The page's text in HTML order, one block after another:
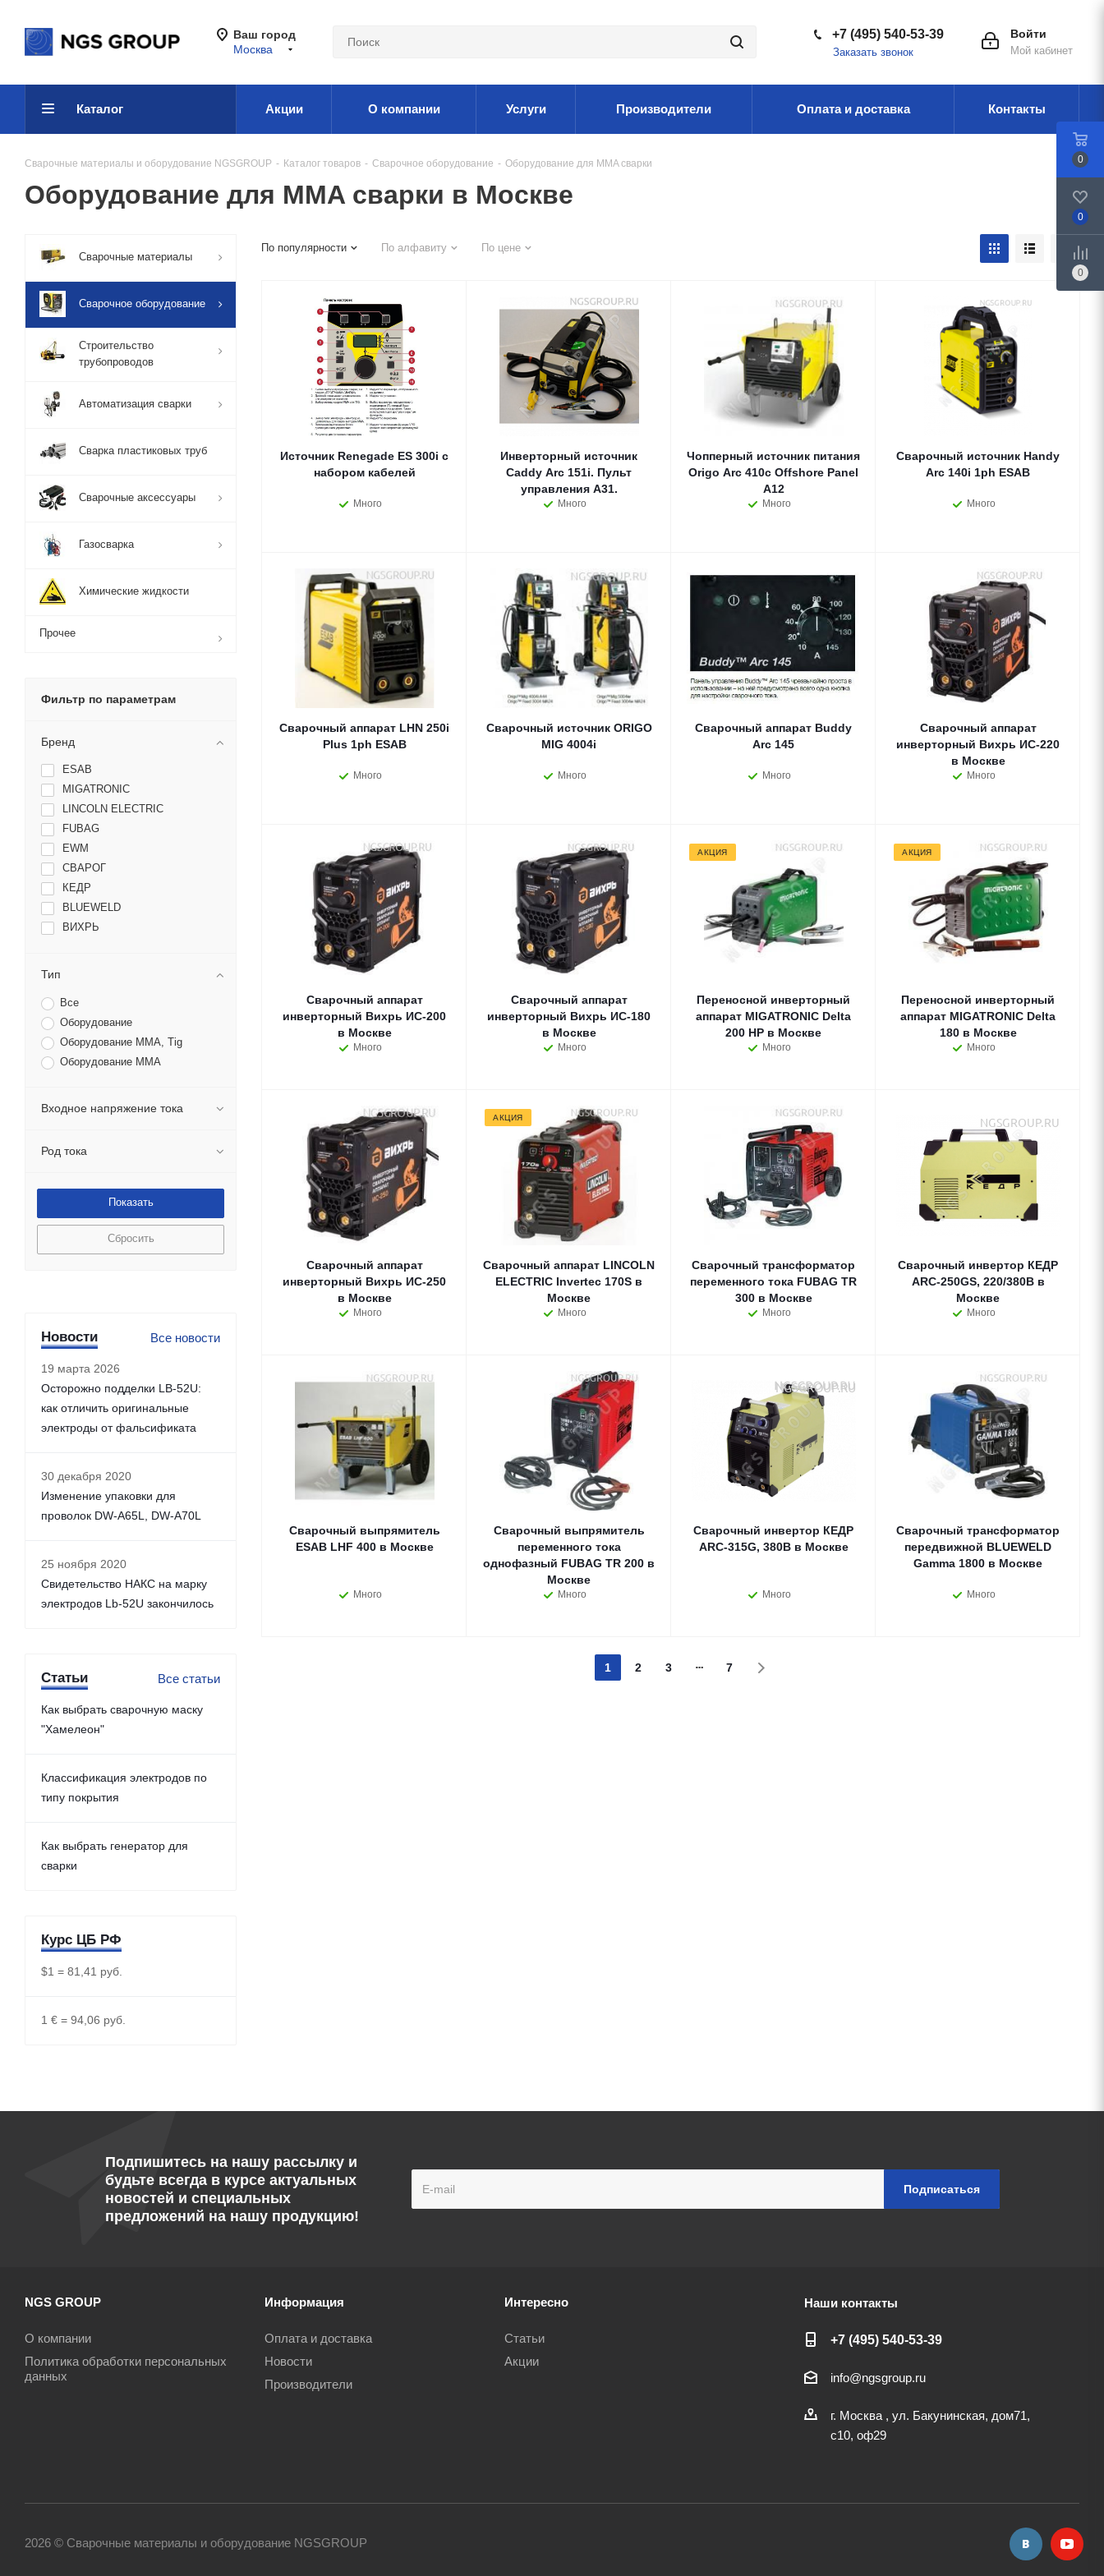
Ваш город
Москва
Войти
Мой кабинет
+7 (495) 540-53-39
Заказать звонок
Каталог Акции О компании Услуги Производители Оплата и доставка Контакты
Сварочные материалы и оборудование NGSGROUP - Каталог товаров - Сварочное оборудование - Оборудование для MMA сварки
Оборудование для MMA сварки в Москве
По популярности По алфавиту По цене
Источник Renegade ES 300i с
набором кабелей
Много
Инверторный источник
Caddy Arc 151i. Пульт
управления A31.
Много
Чопперный источник питания
Origo Arc 410c Offshore Panel
A12
Много
Сварочный источник Handy
Arc 140i 1ph ESAB
Много
Сварочный аппарат LHN 250i
Plus 1ph ESAB
Много
Сварочный источник ORIGO
MIG 4004i
Много
Cварочный аппарат Buddy
Arc 145
Много
Сварочный аппарат
инверторный Вихрь ИС-220
в Москве
Много
Сварочный аппарат
инверторный Вихрь ИС-200
в Москве
Много
Сварочный аппарат
инверторный Вихрь ИС-180
в Москве
Много
АКЦИЯ
Переносной инверторный
аппарат MIGATRONIC Delta
200 HP в Москве
Много
АКЦИЯ
Переносной инверторный
аппарат MIGATRONIC Delta
180 в Москве
Много
Сварочный аппарат
инверторный Вихрь ИС-250
в Москве
Много
АКЦИЯ
Сварочный аппарат LINCOLN
ELECTRIC Invertec 170S в
Москве
Много
Сварочный трансформатор
переменного тока FUBAG TR
300 в Москве
Много
Сварочный инвертор КЕДР
ARC-250GS, 220/380В в
Москве
Много
Сварочный выпрямитель
ESAB LHF 400 в Москве
Много
Сварочный выпрямитель
переменного тока
однофазный FUBAG TR 200 в
Москве
Много
Сварочный инвертор КЕДР
ARC-315G, 380В в Москве
Много
Сварочный трансформатор
передвижной BLUEWELD
Gamma 1800 в Москве
Много
1 2 3 7
Сварочные материалы
Сварочное оборудование
Строительство
трубопроводов
Автоматизация сварки
Сварка пластиковых труб
Сварочные аксессуары
Газосварка
Химические жидкости
Прочее
Фильтр по параметрам
Бренд
ESAB
MIGATRONIC
LINCOLN ELECTRIC
FUBAG
EWM
СВАРОГ
КЕДР
BLUEWELD
ВИХРЬ
Тип
Все
Оборудование
Оборудование MMA, Tig
Оборудование ММА
Входное напряжение тока
Род тока
Сбросить
Новости Все новости
19 марта 2026
Осторожно подделки LB-52U:
как отличить оригинальные
электроды от фальсификата
30 декабря 2020
Изменение упаковки для
проволок DW-A65L, DW-A70L
25 ноября 2020
Свидетельство НАКС на марку
электродов Lb-52U закончилось
Статьи Все статьи
Как выбрать сварочную маску
"Хамелеон"
Классификация электродов по
типу покрытия
Как выбрать генератор для
сварки
Курс ЦБ РФ
$1 = 81,41 руб.
1 € = 94,06 руб.
Подпишитесь на нашу рассылку и
будьте всегда в курсе актуальных
новостей и специальных
предложений на нашу продукцию!
NGS GROUP
О компании
Политика обработки персональных
данных
Информация
Оплата и доставка
Новости
Производители
Интересно
Статьи
Акции
Наши контакты
+7 (495) 540-53-39
info@ngsgroup.ru
г. Москва , ул. Бакунинская, дом71,
с10, оф29
2026 © Сварочные материалы и оборудование NGSGROUP
0
0
0